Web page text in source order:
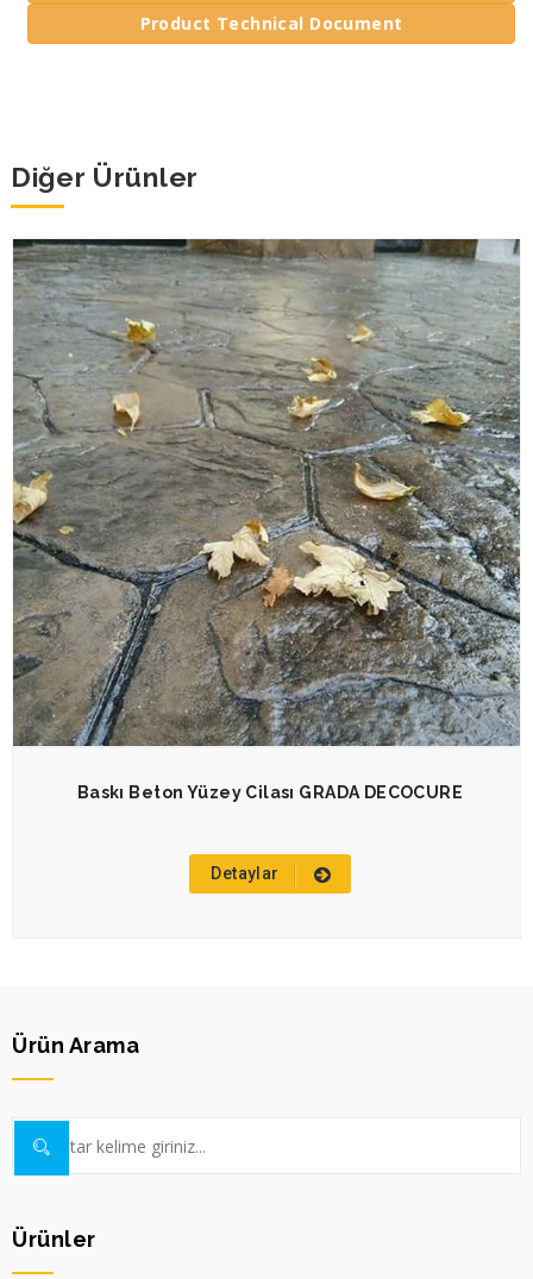
Product Technical Document
Diğer Ürünler
Baskı Beton Yüzey Cilası GRADA DECOCURE
Detaylar
Ürün Arama
Ürünler